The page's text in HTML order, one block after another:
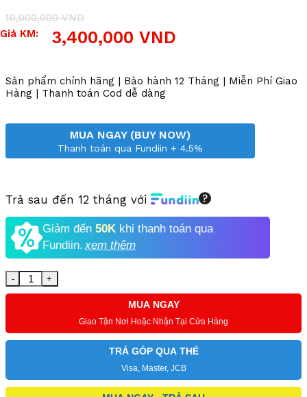
10,000,000VND
Giá
3,400,000 VND
Giá
3,400,000 VND.
Giá KM:
Sản phẩm chính hãng | Bảo hành 12 Tháng | Miễn Phí Giao
Hàng | Thanh toán Cod dễ dàng
MUA NGAY (BUY NOW)
Thanh toán qua Fundiin + 4.5%
Trả sau đến 12 tháng với
Giảm đến 50K khi thanh toán qua
Fundiin.xem thêm
Số lượng
MUA NGAY
Giao Tận Nơi Hoặc Nhận Tại Cửa Hàng
TRẢ GÓP QUA THẺ
Visa, Master, JCB